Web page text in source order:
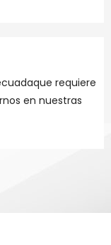
requiere
en nuestras